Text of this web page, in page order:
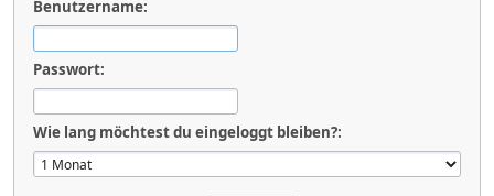
Benutzername:
Passwort:
Wie lang möchtest du eingeloggt bleiben?: